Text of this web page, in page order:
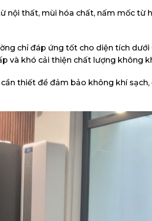
nội thất, mùi hóa chất, nấm mốc
chỉ đáp ứng tốt cho diện tích dưới
và khó cải thiện chất lượng không
thiết để đảm bảo không khí